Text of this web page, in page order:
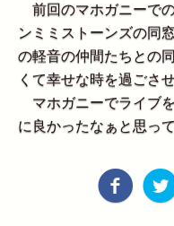
前回のマホガニーで
ンミミストーンズの同
の軽音の仲間たちとの
くて幸せな時を過ごさ
マホガニーでライブ
に良かったなぁと思って